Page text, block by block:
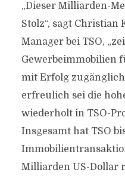
„Dieser Milliarden-
Stolz“, sagt Christian
Manager bei TSO,
Gewerbeimmobilien
mit Erfolg zugänglich
erfreulich sei die
wiederholt in TSO-
Insgesamt hat TSO
Milliarden US-Dollar